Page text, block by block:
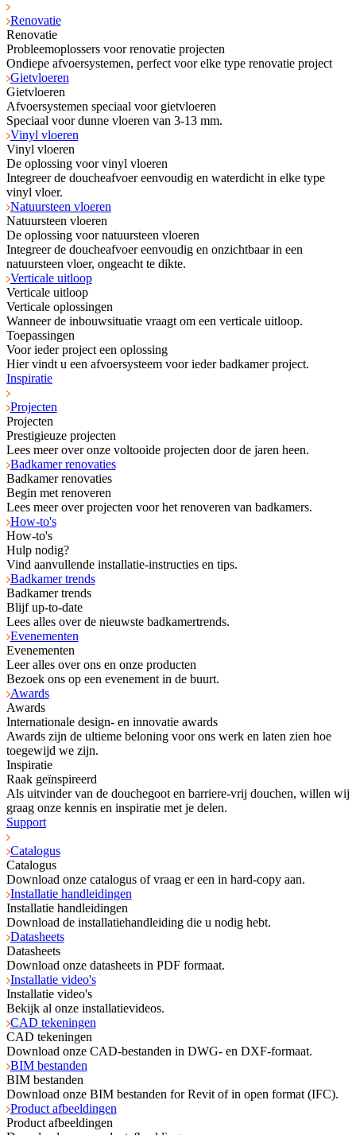
Renovatie
Renovatie
Probleemoplossers voor renovatie projecten
Ondiepe afvoersystemen, perfect voor elke type renovatie project
Gietvloeren
Gietvloeren
Afvoersystemen speciaal voor gietvloeren
Speciaal voor dunne vloeren van 3-13 mm.
Vinyl vloeren
Vinyl vloeren
De oplossing voor vinyl vloeren
Integreer de doucheafvoer eenvoudig en waterdicht in elke type
vinyl vloer.
Natuursteen vloeren
Natuursteen vloeren
De oplossing voor natuursteen vloeren
Integreer de doucheafvoer eenvoudig en onzichtbaar in een
natuursteen vloer, ongeacht te dikte.
Verticale uitloop
Verticale uitloop
Verticale oplossingen
Wanneer de inbouwsituatie vraagt om een verticale uitloop.
Toepassingen
Voor ieder project een oplossing
Hier vindt u een afvoersysteem voor ieder badkamer project.
Inspiratie
Projecten
Projecten
Prestigieuze projecten
Lees meer over onze voltooide projecten door de jaren heen.
Badkamer renovaties
Badkamer renovaties
Begin met renoveren
Lees meer over projecten voor het renoveren van badkamers.
How-to's
How-to's
Hulp nodig?
Vind aanvullende installatie-instructies en tips.
Badkamer trends
Badkamer trends
Blijf up-to-date
Lees alles over de nieuwste badkamertrends.
Evenementen
Evenementen
Leer alles over ons en onze producten
Bezoek ons op een evenement in de buurt.
Awards
Awards
Internationale design- en innovatie awards
Awards zijn de ultieme beloning voor ons werk en laten zien hoe
toegewijd we zijn.
Inspiratie
Raak geïnspireerd
Als uitvinder van de douchegoot en barriere-vrij douchen, willen wij
graag onze kennis en inspiratie met je delen.
Support
Catalogus
Catalogus
Download onze catalogus of vraag er een in hard-copy aan.
Installatie handleidingen
Installatie handleidingen
Download de installatiehandleiding die u nodig hebt.
Datasheets
Datasheets
Download onze datasheets in PDF formaat.
Installatie video's
Installatie video's
Bekijk al onze installatievideos.
CAD tekeningen
CAD tekeningen
Download onze CAD-bestanden in DWG- en DXF-formaat.
BIM bestanden
BIM bestanden
Download onze BIM bestanden for Revit of in open format (IFC).
Product afbeeldingen
Product afbeeldingen